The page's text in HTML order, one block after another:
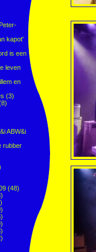
kapot'
is een
leven
en
(3)
ABW&i
rubber
(48)